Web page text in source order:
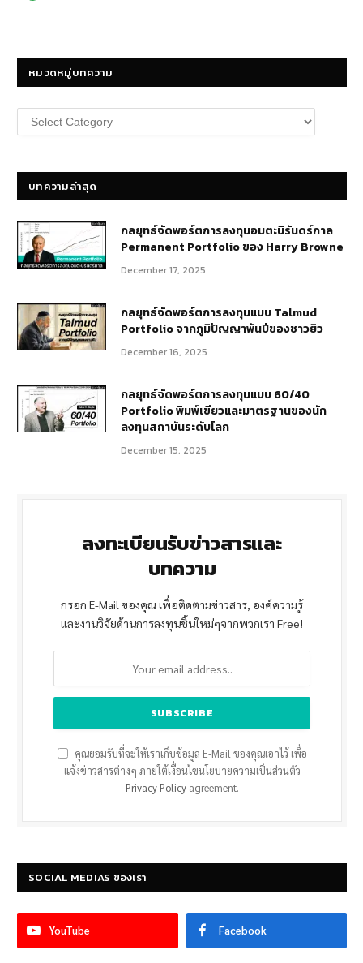
หมวดหมู่บทความ
หมวด
หมู่
บทความล่าสุด
กลยุทธ์​จัดพอร์ตการลงทุนอมตะนิรันดร์กาล
Permanent Portfolio ของ Harry Browne
December 17, 2025
กลยุทธ์จัดพอร์ตการลงทุนแบบ Talmud
Portfolio จากภูมิปัญญาพันปีของชาวยิว
December 16, 2025
กลยุทธ์จัดพอร์ตการลงทุนแบบ 60/40
Portfolio พิมพ์เขียวและมาตรฐานของนัก
ลงทุนสถาบันระดับโลก
December 15, 2025
ลงทะเบียนรับข่าวสารและ
บทความ
กรอก E-Mail ของคุณ เพื่อติดตามข่าวสาร, องค์ความรู้
และงานวิจัยด้านการลงทุนชิ้นใหม่ๆจากพวกเรา Free!
คุณยอมรับที่จะให้เราเก็บข้อมูล E-Mail ของคุณเอาไว้ เพื่อ
แจ้งข่าวสารต่างๆ ภายใต้เงื่อนไขนโยบายความเป็นส่วนตัว
Privacy Policyagreement.
SOCIAL MEDIAS ของเรา
YouTube Facebook